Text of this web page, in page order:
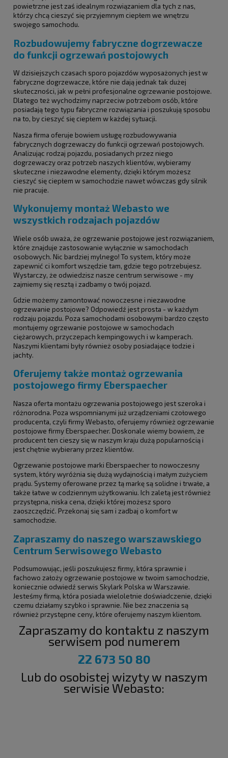
powietrzne jest zaś idealnym rozwiązaniem dla tych z nas,
którzy chcą cieszyć się przyjemnym ciepłem we wnętrzu
swojego samochodu.
Rozbudowujemy fabryczne dogrzewacze
do funkcji ogrzewań postojowych
W dzisiejszych czasach sporo pojazdów wyposażonych jest w
fabryczne dogrzewacze, które nie dają jednak tak dużej
skuteczności, jak w pełni profesjonalne ogrzewanie postojowe.
Dlatego też wychodzimy naprzeciw potrzebom osób, które
posiadają tego typu fabryczne rozwiązania i poszukują sposobu
na to, by cieszyć się ciepłem w każdej sytuacji.
Nasza firma oferuje bowiem usługę rozbudowywania
fabrycznych dogrzewaczy do funkcji ogrzewań postojowych.
Analizując rodzaj pojazdu, posiadanych przez niego
dogrzewaczy oraz potrzeb naszych klientów, wybieramy
skuteczne i niezawodne elementy, dzięki którym możesz
cieszyć się ciepłem w samochodzie nawet wówczas gdy silnik
nie pracuje.
Wykonujemy montaż Webasto we
wszystkich rodzajach pojazdów
Wiele osób uważa, że ogrzewanie postojowe jest rozwiązaniem,
które znajduje zastosowanie wyłącznie w samochodach
osobowych. Nic bardziej mylnego! To system, który może
zapewnić ci komfort wszędzie tam, gdzie tego potrzebujesz.
Wystarczy, że odwiedzisz nasze centrum serwisowe - my
zajmiemy się resztą i zadbamy o twój pojazd.
Gdzie możemy zamontować nowoczesne i niezawodne
ogrzewanie postojowe? Odpowiedź jest prosta - w każdym
rodzaju pojazdu. Poza samochodami osobowymi bardzo często
montujemy ogrzewanie postojowe w samochodach
ciężarowych, przyczepach kempingowych i w kamperach.
Naszymi klientami były również osoby posiadające łodzie i
jachty.
Oferujemy także montaż ogrzewania
postojowego firmy Eberspaecher
Nasza oferta montażu ogrzewania postojowego jest szeroka i
różnorodna. Poza wspomnianymi już urządzeniami czołowego
producenta, czyli firmy Webasto, oferujemy również ogrzewanie
postojowe firmy Eberspaecher. Doskonale wiemy bowiem, że
producent ten cieszy się w naszym kraju dużą popularnością i
jest chętnie wybierany przez klientów.
Ogrzewanie postojowe marki Eberspaecher to nowoczesny
system, który wyróżnia się dużą wydajnością i małym zużyciem
prądu. Systemy oferowane przez tą markę są solidne i trwałe, a
także łatwe w codziennym użytkowaniu. Ich zaletą jest również
przystępna, niska cena, dzięki której możesz sporo
zaoszczędzić. Przekonaj się sam i zadbaj o komfort w
samochodzie.
Zapraszamy do naszego warszawskiego
Centrum Serwisowego Webasto
Podsumowując, jeśli poszukujesz firmy, która sprawnie i
fachowo założy ogrzewanie postojowe w twoim samochodzie,
koniecznie odwiedź serwis Skylark Polska w Warszawie.
Jesteśmy firmą, która posiada wieloletnie doświadczenie, dzięki
czemu działamy szybko i sprawnie. Nie bez znaczenia są
również przystępne ceny, które oferujemy naszym klientom.
Zapraszamy do kontaktu z naszym
serwisem pod numerem
22 673 50 80
Lub do osobistej wizyty w naszym
serwisie Webasto: